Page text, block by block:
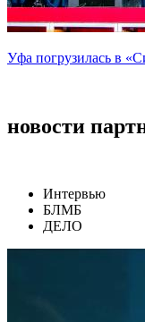
Уфа погрузилась в
новости
Интервью
БЛМБ
ДЕЛО